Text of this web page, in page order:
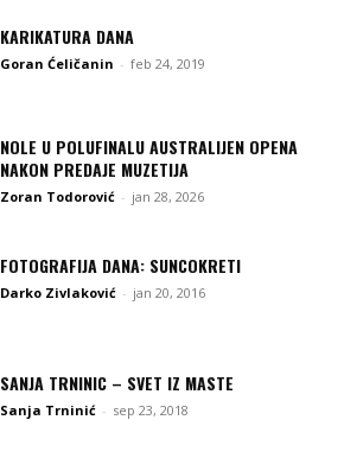
KARIKATURA DANA
Goran Ćeličanin - feb 24, 2019
NOLE U POLUFINALU AUSTRALIJEN OPENA
NAKON PREDAJE MUZETIJA
Zoran Todorović - jan 28, 2026
FOTOGRAFIJA DANA: SUNCOKRETI
Darko Zivlaković - jan 20, 2016
SANJA TRNINIC – SVET IZ MASTE
Sanja Trninić - sep 23, 2018